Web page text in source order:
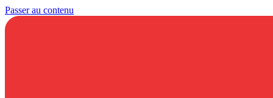
Passer au contenu